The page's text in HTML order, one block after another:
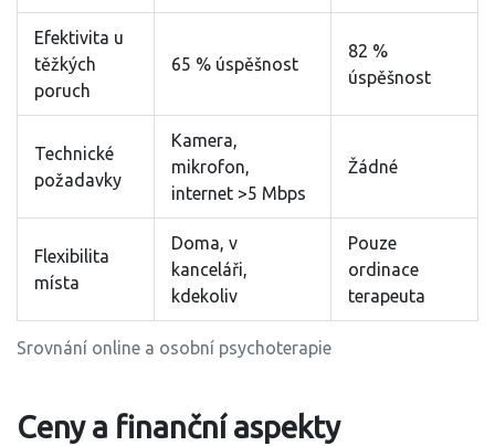
Srovnání online a osobní psychoterapie
Efektivita u
těžkých
poruch
65 % úspěšnost
82 %
úspěšnost
Technické
požadavky
Kamera,
mikrofon,
internet >5 Mbps
Žádné
Flexibilita
místa
Doma, v
kanceláři,
kdekoliv
Pouze
ordinace
terapeuta
Ceny a finanční aspekty